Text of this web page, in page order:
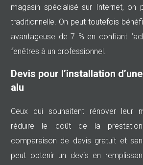
magasin spécialisé sur Internet, on
traditionnelle. On peut toutefois
avantageuse de 7 % en confiant
fenêtres à un professionnel.
Devis pour l’installation
alu
Ceux qui souhaitent rénover leur
réduire le coût de la
comparaison de devis gratuit et
peut obtenir un devis en